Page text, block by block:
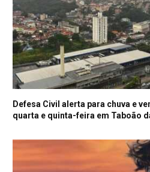
Defesa Civil alerta para chuva e
quarta e quinta-feira em Taboão